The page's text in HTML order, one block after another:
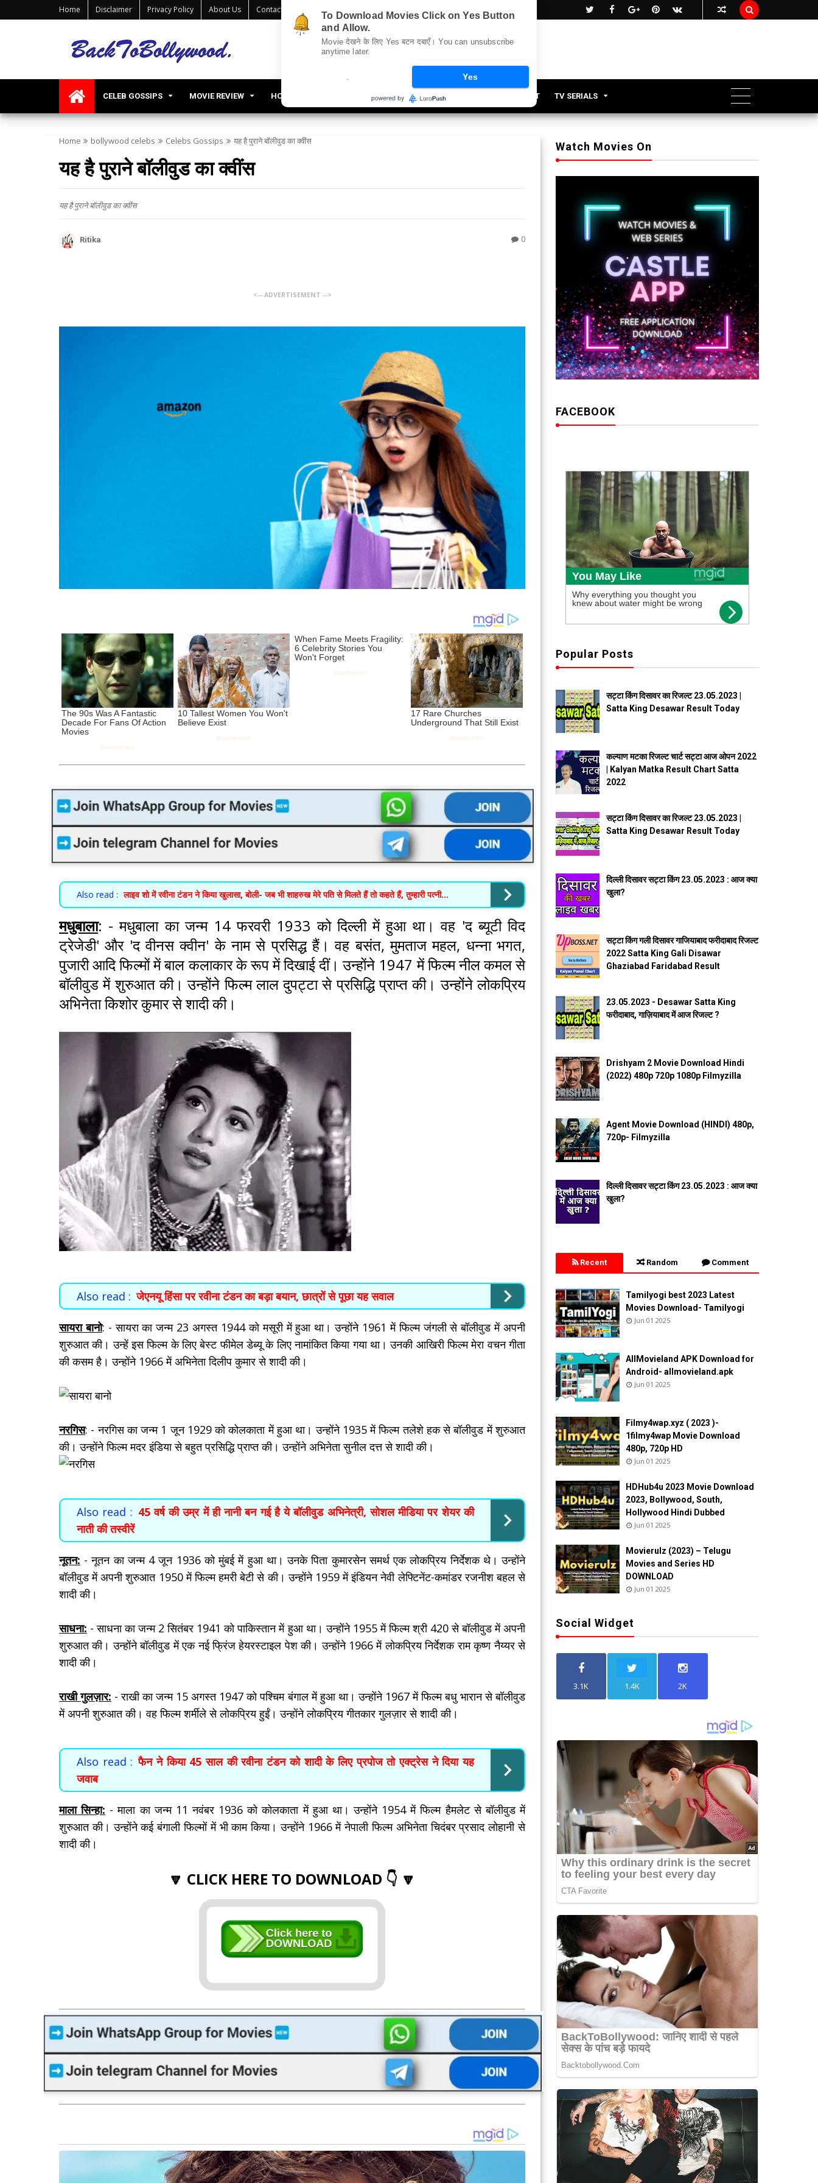
Home Disclaimer Privacy Policy About Us Contact Us Sitemap 
CELEB GOSSIPS MOVIE REVIEW HOLLYWOOD UPDATES LIFESTYLE OFFBEAT TV SERIALS
Home bollywood celebs Celebs Gossips यह है पुराने बॉलीवुड का क्वींस
यह है पुराने बॉलीवुड का क्वींस
यह है पुराने बॉलीवुड का क्वींस
Ritika 0
<-- ADVERTISEMENT -->
Also read : लाइव शो में रवीना टंडन ने किया खुलासा, बोली- जब भी शाहरुख मेरे पति से मिलते हैं तो कहते हैं, तुम्हारी पत्नी...
मधुबाला: - मधुबाला का जन्म 14 फरवरी 1933 को दिल्ली में हुआ था। वह 'द ब्यूटी विद
ट्रेजेडी' और 'द वीनस क्वीन' के नाम से प्रसिद्ध हैं। वह बसंत, मुमताज महल, धन्ना भगत,
पुजारी आदि फिल्मों में बाल कलाकार के रूप में दिखाई दीं। उन्होंने 1947 में फिल्म नील कमल से
बॉलीवुड में शुरुआत की। उन्होंने फिल्म लाल दुपट्टा से प्रसिद्धि प्राप्त की। उन्होंने लोकप्रिय
अभिनेता किशोर कुमार से शादी की।
Also read : जेएनयू हिंसा पर रवीना टंडन का बड़ा बयान, छात्रों से पूछा यह सवाल
सायरा बानो: - सायरा का जन्म 23 अगस्त 1944 को मसूरी में हुआ था। उन्होंने 1961 में फिल्म जंगली से बॉलीवुड में अपनी
शुरुआत की। उन्हें इस फिल्म के लिए बेस्ट फीमेल डेब्यू के लिए नामांकित किया गया था। उनकी आखिरी फिल्म मेरा वचन गीता
की कसम है। उन्होंने 1966 में अभिनेता दिलीप कुमार से शादी की।
नरगिस: - नरगिस का जन्म 1 जून 1929 को कोलकाता में हुआ था। उन्होंने 1935 में फिल्म तलेशे हक से बॉलीवुड में शुरुआत
की। उन्होंने फिल्म मदर इंडिया से बहुत प्रसिद्धि प्राप्त की। उन्होंने अभिनेता सुनील दत्त से शादी की।
Also read : 45 वर्ष की उम्र में ही नानी बन गई है ये बॉलीवुड अभिनेत्री, सोशल मीडिया पर शेयर की
नाती की तस्वीरें
नूतन: - नूतन का जन्म 4 जून 1936 को मुंबई में हुआ था। उनके पिता कुमारसेन समर्थ एक लोकप्रिय निर्देशक थे। उन्होंने
बॉलीवुड में अपनी शुरुआत 1950 में फिल्म हमरी बेटी से की। उन्होंने 1959 में इंडियन नेवी लेफ्टिनेंट-कमांडर रजनीश बहल से
शादी की।
साधना: - साधना का जन्म 2 सितंबर 1941 को पाकिस्तान में हुआ था। उन्होंने 1955 में फिल्म श्री 420 से बॉलीवुड में अपनी
शुरुआत की। उन्होंने बॉलीवुड में एक नई फ्रिंज हेयरस्टाइल पेश की। उन्होंने 1966 में लोकप्रिय निर्देशक राम कृष्ण नैय्यर से
शादी की।
राखी गुलज़ार: - राखी का जन्म 15 अगस्त 1947 को पश्चिम बंगाल में हुआ था। उन्होंने 1967 में फिल्म बधु भारान से बॉलीवुड
में अपनी शुरुआत की। वह फिल्म शर्मीले से लोकप्रिय हुईं। उन्होंने लोकप्रिय गीतकार गुलज़ार से शादी की।
Also read : फैन ने किया 45 साल की रवीना टंडन को शादी के लिए प्रपोज तो एक्ट्रेस ने दिया यह
जवाब
माला सिन्हा: - माला का जन्म 11 नवंबर 1936 को कोलकाता में हुआ था। उन्होंने 1954 में फिल्म हैमलेट से बॉलीवुड में
शुरुआत की। उन्होंने कई बंगाली फिल्मों में भी काम किया। उन्होंने 1966 में नेपाली फिल्म अभिनेता चिदंबर प्रसाद लोहानी से
शादी की।
🔽 CLICK HERE TO DOWNLOAD 👇 🔽
Watch Movies On
FACEBOOK
Popular Posts
सट्टा किंग दिसावर का रिजल्ट 23.05.2023 |
Satta King Desawar Result Today
कल्याण मटका रिजल्ट चार्ट सट्टा आज ओपन 2022
| Kalyan Matka Result Chart Satta
2022
सट्टा किंग दिसावर का रिजल्ट 23.05.2023 |
Satta King Desawar Result Today
दिल्ली दिसावर सट्टा किंग 23.05.2023 : आज क्या
खुला?
सट्टा किंग गली दिसावर गाजियाबाद फरीदाबाद रिजल्ट
2022 Satta King Gali Disawar
Ghaziabad Faridabad Result
23.05.2023 - Desawar Satta King
फरीदाबाद, गाज़ियाबाद में आज रिजल्ट ?
Drishyam 2 Movie Download Hindi
(2022) 480p 720p 1080p Filmyzilla
Agent Movie Download (HINDI) 480p,
720p- Filmyzilla
दिल्ली दिसावर सट्टा किंग 23.05.2023 : आज क्या
खुला?
Recent Random Comment
Tamilyogi best 2023 Latest
Movies Download- Tamilyogi
Jun 01 2025
AllMovieland APK Download for
Android- allmovieland.apk
Jun 01 2025
Filmy4wap.xyz ( 2023 )-
1filmy4wap Movie Download
480p, 720p HD
Jun 01 2025
HDHub4u 2023 Movie Download
2023, Bollywood, South,
Hollywood Hindi Dubbed
Jun 01 2025
Movierulz (2023) – Telugu
Movies and Series HD
DOWNLOAD
Jun 01 2025
Social Widget
3.1K 1.4K 2K
To Download Movies Click on Yes Button
and Allow.
Movie देखने के लिए Yes बटन दबाएँ। You can unsubscribe
anytime later.
Yes